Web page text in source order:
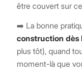
être couvert sur
➡️ La bonne
construction dès
plus tôt), quand
moment-là que